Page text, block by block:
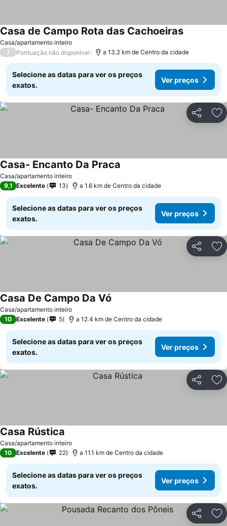
Casa/apartamento inteiro
Casa de Campo Rota das Cachoeiras
/ Pontuação não disponível a 13.2 km de Centro da cidade
Selecione as datas para ver os preços
exatos.
Ver preços
Partilhar
Casa/apartamento inteiro
Casa- Encanto Da Praca
9,1 Excelente 13 a 1.6 km de Centro da cidade
Selecione as datas para ver os preços
exatos.
Ver preços
Partilhar
Casa/apartamento inteiro
Casa De Campo Da Vó
10 Excelente 5 a 12.4 km de Centro da cidade
Selecione as datas para ver os preços
exatos.
Ver preços
Partilhar
Casa/apartamento inteiro
Casa Rústica
10 Excelente 22 a 11.1 km de Centro da cidade
Selecione as datas para ver os preços
exatos.
Ver preços
Partilhar